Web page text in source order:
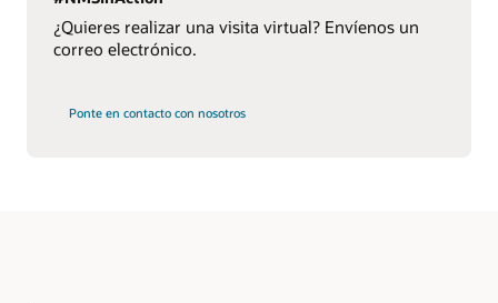
¿Quieres realizar una visita virtual? Envíenos un
correo electrónico.
Ponte en contacto con nosotros